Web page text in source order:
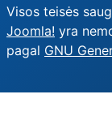
Visos teisės
Joomla! yra
pagal GNU